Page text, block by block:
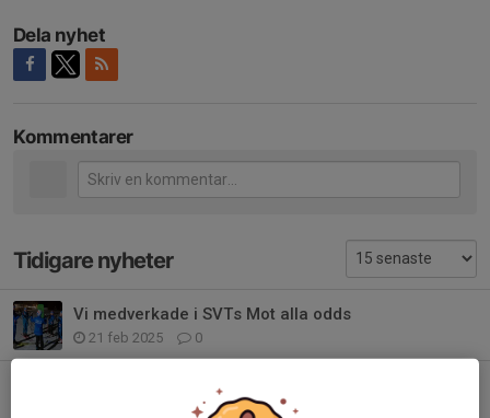
Dela nyhet
Kommentarer
Tidigare nyheter
Vi medverkade i SVTs Mot alla odds
21 feb 2025 0
Lilla Skidspelen i Falun
0